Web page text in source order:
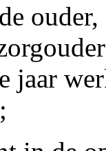
jaar